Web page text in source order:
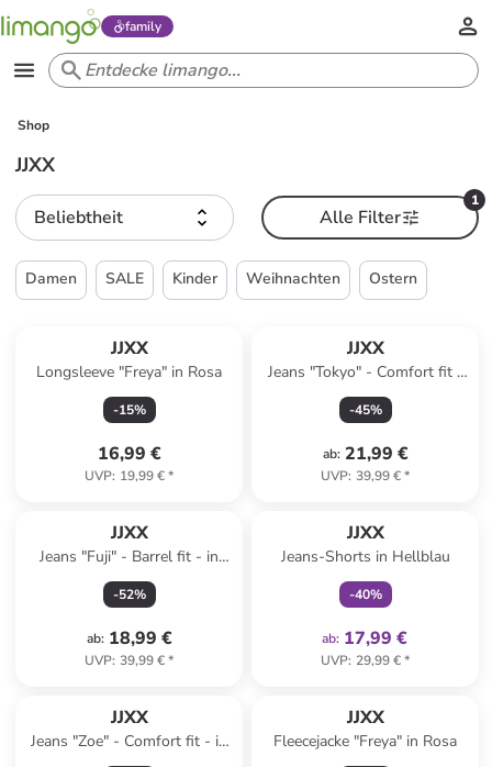
family
Shop
JJXX
Beliebtheit
1
Alle Filter
Damen SALE Kinder Weihnachten Ostern
JJXX
Longsleeve "Freya" in Rosa
-15%
16,99 €
UVP: 19,99 €*
JJXX
Jeans "Tokyo" - Comfort fit -
in Grau
-45%
ab: 21,99 €
UVP: 39,99 €*
JJXX
Jeans "Fuji" - Barrel fit - in
Blau
-52%
ab: 18,99 €
UVP: 39,99 €*
JJXX
Jeans-Shorts in Hellblau
-40%
ab: 17,99 €
UVP: 29,99 €*
JJXX
Jeans "Zoe" - Comfort fit - in
JJXX
Fleecejacke "Freya" in Rosa